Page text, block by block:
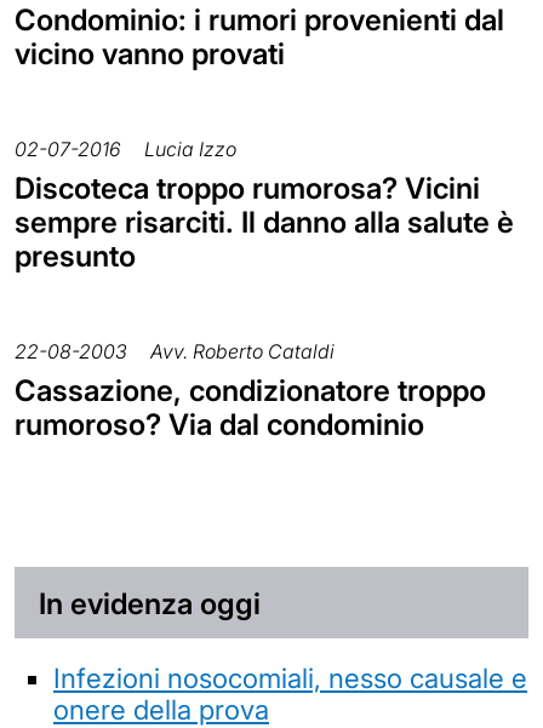
Condominio: i rumori provenienti dal
vicino vanno provati
02-07-2016 Lucia Izzo
Discoteca troppo rumorosa? Vicini
sempre risarciti. Il danno alla salute è
presunto
22-08-2003 Avv. Roberto Cataldi
Cassazione, condizionatore troppo
rumoroso? Via dal condominio
In evidenza oggi
Infezioni nosocomiali, nesso causale e
onere della prova